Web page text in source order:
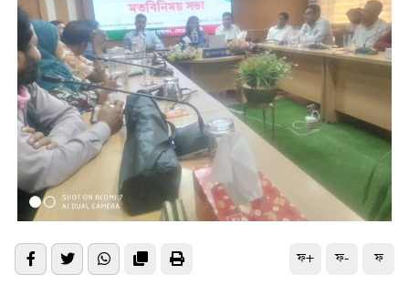
ফ+ ফ- ফ